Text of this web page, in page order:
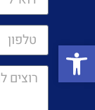
פתח סרגל נגישות